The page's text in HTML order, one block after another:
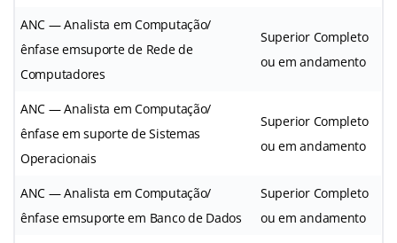
ANC — Analista em Computação/
ênfase emsuporte de Rede de
Computadores
Superior Completo
ou em andamento
ANC — Analista em Computação/
ênfase em suporte de Sistemas
Operacionais
Superior Completo
ou em andamento
ANC — Analista em Computação/
ênfase emsuporte em Banco de Dados
Superior Completo
ou em andamento